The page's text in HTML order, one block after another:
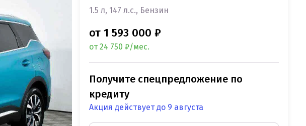
1.5 л, 147 л.с., Бензин
от 1 593 000 ₽
от 24 750 ₽/мес.
Получите спецпредложение по
кредиту
Акция действует до 9 августа